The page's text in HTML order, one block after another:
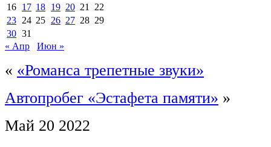
16 17 18 19 20 21 22
23 24 25 26 27 28 29
30 31
« Апр
Июн »
« «Романса трепетные звуки»
Автопробег «Эстафета памяти» »
Май 20 2022